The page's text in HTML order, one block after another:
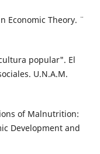
Theory. ¨
popular". El
U.N.A.M.
of Malnutrition:
Development and